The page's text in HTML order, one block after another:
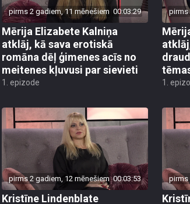
pirms 2 gadiem, 11 mēnešiem 00:03:29
Mērija Elizabete Kalniņa
atklāj, kā sava erotiskā
romāna dēļ ģimenes acīs no
meitenes kļuvusi par sievieti
1. epizode
pirms
1.
pirms 2 gadiem, 12 mēnešiem 00:03:53
Kristīne Lindenblate
pirms